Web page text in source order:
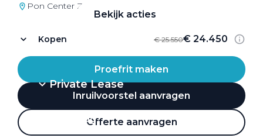
Bekijk acties
Private Lease
Terug
Pon Center Zeist
Kopen € 25.550€ 24.450
Proefrit maken
Inruilvoorstel aanvragen
Offerte aanvragen